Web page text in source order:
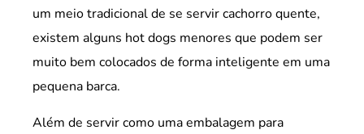
um meio tradicional de se servir cachorro quente,
existem alguns hot dogs menores que podem ser
muito bem colocados de forma inteligente em uma
pequena barca.
Além de servir como uma embalagem para